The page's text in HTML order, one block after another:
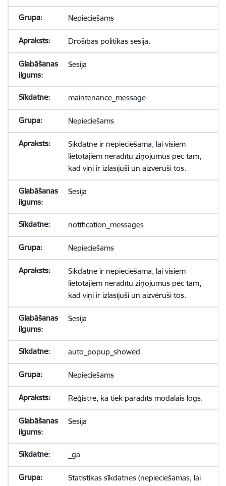
Nepieciešams
Drošības politikas sesija.
Sesija
maintenance_message
Nepieciešams
Sīkdatne ir nepieciešama, lai visiem
lietotājiem nerādītu ziņojumus pēc tam,
kad viņi ir izlasījuši un aizvēruši tos.
Sesija
notification_messages
Nepieciešams
Sīkdatne ir nepieciešama, lai visiem
lietotājiem nerādītu ziņojumus pēc tam,
kad viņi ir izlasījuši un aizvēruši tos.
Sesija
auto_popup_showed
Nepieciešams
Reģistrē, ka tiek parādīts modālais logs.
Sesija
_ga
Statistikas sīkdatnes (nepieciešamas, lai